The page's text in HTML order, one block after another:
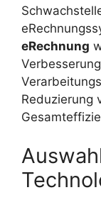
eRechnung
Reduzierung